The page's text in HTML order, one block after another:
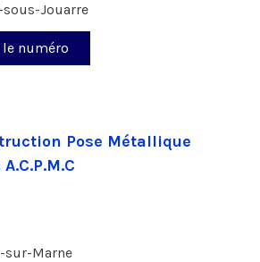
sous-Jouarre
numéro
Pose Métallique
sur-Marne